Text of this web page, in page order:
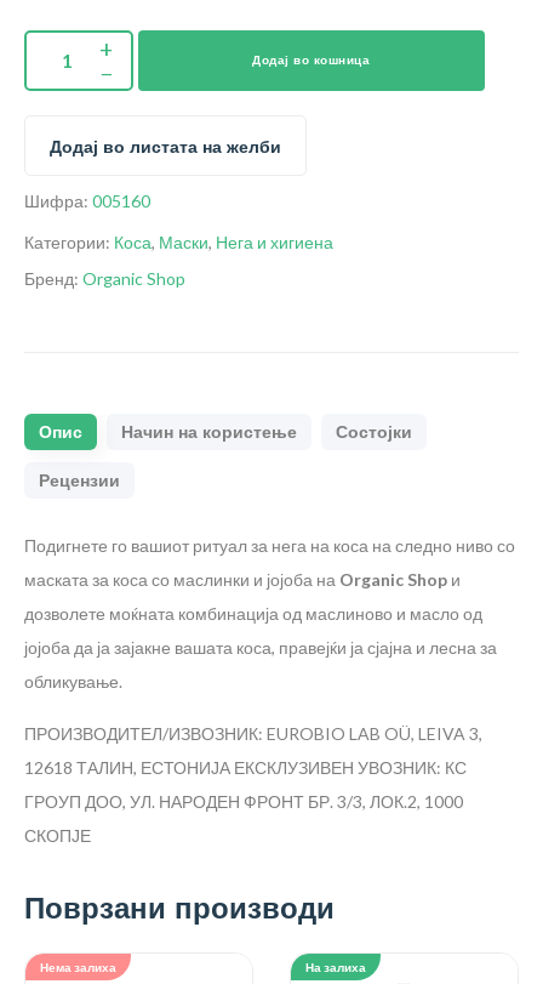
Додај во кошница
Додај во листата на желби
Шифра: 005160
Категории: Коса, Маски, Нега и хигиена
Бренд: Organic Shop
Опис Начин на користење Состојки
Рецензии
Подигнете го вашиот ритуал за нега на коса на следно ниво со
маската за коса со маслинки и јојоба на Organic Shop и
дозволете моќната комбинација од маслиново и масло од
јојоба да ја зајакне вашата коса, правејќи ја сјајна и лесна за
обликување.
ПРОИЗВОДИТЕЛ/ИЗВОЗНИК: EUROBIO LAB OÜ, LEIVA 3,
12618 ТАЛИН, ЕСТОНИЈА ЕКСКЛУЗИВЕН УВОЗНИК: КС
ГРОУП ДОО, УЛ. НАРОДЕН ФРОНТ БР. 3/3, ЛОК.2, 1000
СКОПЈЕ
Поврзани производи
Нема залиха На залиха